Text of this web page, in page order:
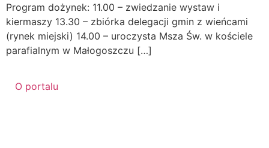
Program dożynek: 11.00 – zwiedzanie wystaw i
kiermaszy 13.30 – zbiórka delegacji gmin z wieńcami
(rynek miejski) 14.00 – uroczysta Msza Św. w kościele
parafialnym w Małogoszczu […]
O portalu